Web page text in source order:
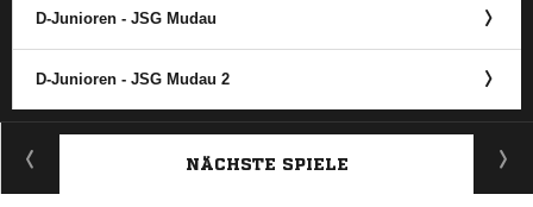
D-Junioren - JSG Mudau
D-Junioren - JSG Mudau 2
ANZEIGE
NÄCHSTE SPIELE